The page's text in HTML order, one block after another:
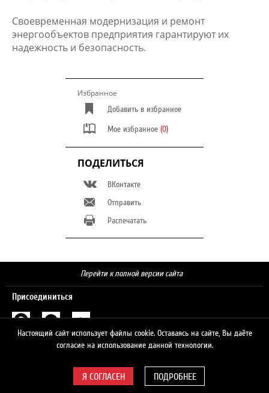
Своевременная модернизация и ремонт
энергообъектов предприятия гарантируют их
надежность и безопасность.
Избранное
Добавить в избранное
Мое избранное (0)
ПОДЕЛИТЬСЯ
ВКонтакте
Отправить
Распечатать
Перейти к полной версии сайта
Присоединиться
Настоящий сайт использует файлы cookie. Оставаясь на сайте, Вы даёте
согласие на использование данной технологии.
ПОДРОБНЕЕ